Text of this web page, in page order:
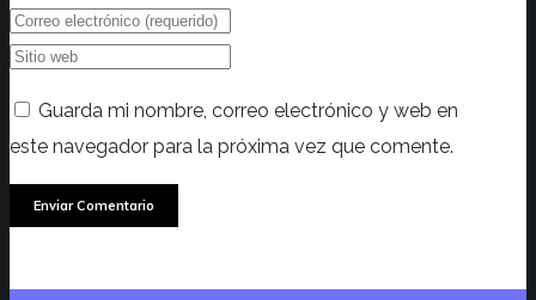
Guarda mi nombre, correo electrónico y web en
este navegador para la próxima vez que comente.